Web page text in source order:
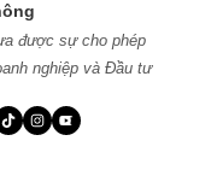
được sự cho phép
nghiệp và Đầu tư